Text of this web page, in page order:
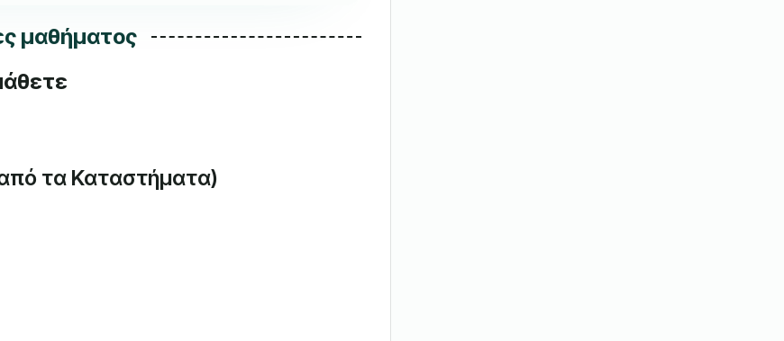
μαθήματος
τα Καταστήματα)